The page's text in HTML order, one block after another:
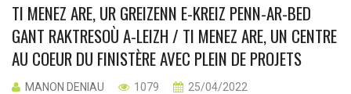
TI MENEZ ARE, UR GREIZENN E-KREIZ PENN-AR-BED
GANT RAKTRESOÙ A-LEIZH / TI MENEZ ARE, UN CENTRE
AU COEUR DU FINISTÈRE AVEC PLEIN DE PROJETS
MANON DENIAU 1079 25/04/2022